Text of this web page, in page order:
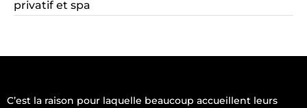
privatif et spa
C’est la raison pour laquelle beaucoup accueillent leurs